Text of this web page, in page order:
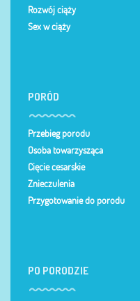
Rozwój ciąży
Sex w ciąży
PORÓD
Przebieg porodu
Osoba towarzysząca
Cięcie cesarskie
Znieczulenia
Przygotowanie do porodu
PO PORODZIE